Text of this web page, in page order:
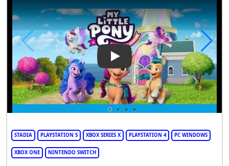
Play Video: My Little Pony: A
STADIA PLAYSTATION 5 XBOX SERIES X PLAYSTATION 4 PC WINDOWS
XBOX ONE NINTENDO SWITCH